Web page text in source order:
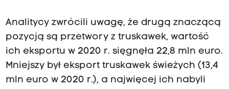
Analitycy zwrócili uwagę, że drugą znaczącą
pozycją są przetwory z truskawek, wartość
ich eksportu w 2020 r. sięgnęła 22,8 mln euro.
Mniejszy był eksport truskawek świeżych (13,4
mln euro w 2020 r.), a najwięcej ich nabyli